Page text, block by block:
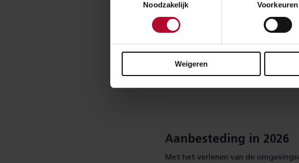
Noodzakelijk
Voorkeuren
Weigeren
Aanbesteding in 2026
Met het verlenen van de